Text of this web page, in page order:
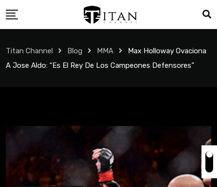
Titan Channel Blog MMA
Max Holloway Ovaciona
A Jose Aldo: “Es El Rey De Los Campeones Defensores”